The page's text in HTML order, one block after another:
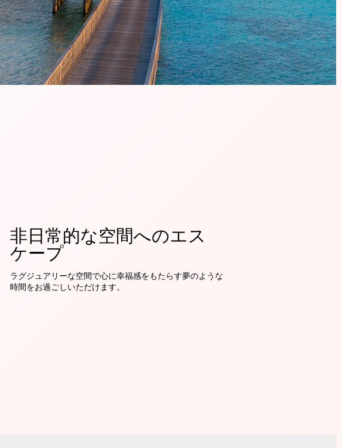
非日常的な空間へのエス
ケープ
ラグジュアリーな空間で心に幸福感をもたらす夢のような
時間をお過ごしいただけます。